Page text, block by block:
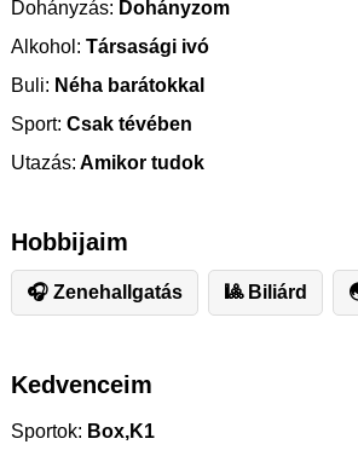
Dohányzás: Dohányzom
Alkohol: Társasági ivó
Buli: Néha barátokkal
Sport: Csak tévében
Utazás: Amikor tudok
Hobbijaim
🎧 Zenehallgatás 🎱 Biliárd
Kedvenceim
Sportok: Box,K1